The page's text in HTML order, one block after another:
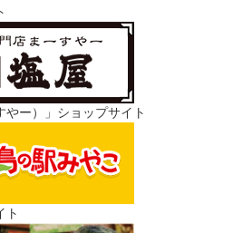
ー）」ショップサイト
ト